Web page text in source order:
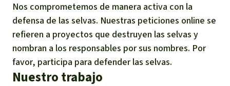
Nos comprometemos de manera activa con la
defensa de las selvas. Nuestras peticiones online se
refieren a proyectos que destruyen las selvas y
nombran a los responsables por sus nombres. Por
favor, participa para defender las selvas.
Nuestro trabajo